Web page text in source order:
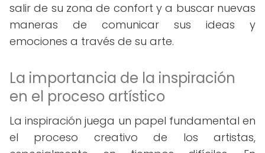
salir de su zona de confort y a buscar nuevas
maneras de comunicar sus ideas y
emociones a través de su arte.
La importancia de la inspiración
en el proceso artístico
La inspiración juega un papel fundamental en
el proceso creativo de los artistas,